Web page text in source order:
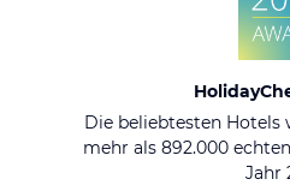
Die beliebtesten Hotels
mehr als 892.000
Jahr